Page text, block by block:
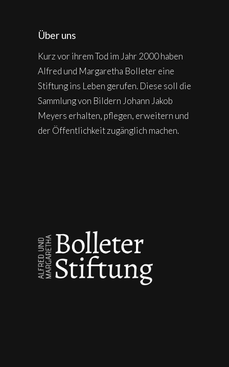
Über uns
Kurz vor ihrem Tod im Jahr 2000 haben
Alfred und Margaretha Bolleter eine
Stiftung ins Leben gerufen. Diese soll die
Sammlung von Bildern Johann Jakob
Meyers erhalten, pflegen, erweitern und
der Öffentlichkeit zugänglich machen.